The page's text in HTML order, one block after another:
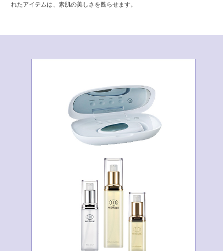
れたアイテムは、素肌の美しさを甦らせます。